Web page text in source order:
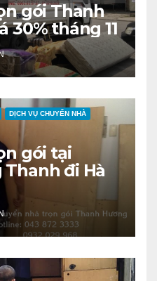
gói Thanh
30% tháng 11
DỊCH VỤ CHUYỂN NHÀ
gói tại
đi Hà